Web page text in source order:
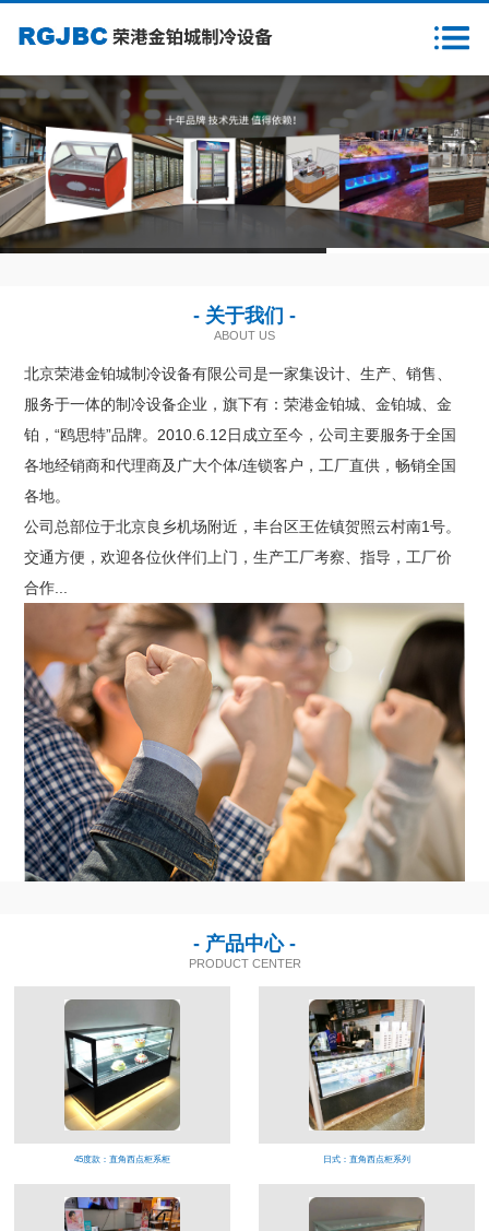
1 2
- 关于我们 -
ABOUT US
北京荣港金铂城制冷设备有限公司是一家集设计、生产、销售、
服务于一体的制冷设备企业，旗下有：荣港金铂城、金铂城、金
铂，“鸥思特”品牌。2010.6.12日成立至今，公司主要服务于全国
各地经销商和代理商及广大个体/连锁客户，工厂直供，畅销全国
各地。
公司总部位于北京良乡机场附近，丰台区王佐镇贺照云村南1号。
交通方便，欢迎各位伙伴们上门，生产工厂考察、指导，工厂价
合作...
- 产品中心 -
PRODUCT CENTER
45度款：直角西点柜系柜 日式：直角西点柜系列
关于我们
新闻资讯
产品中心
样本下载
营销网络